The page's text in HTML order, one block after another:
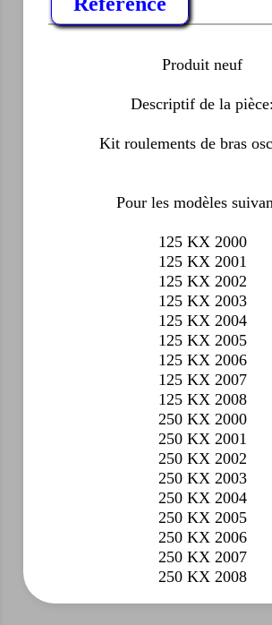
Produit neuf
Descriptif de la pièce:
Kit roulements de bras
Pour les modèles
125 KX 2000
125 KX 2001
125 KX 2002
125 KX 2003
125 KX 2004
125 KX 2005
125 KX 2006
125 KX 2007
125 KX 2008
250 KX 2000
250 KX 2001
250 KX 2002
250 KX 2003
250 KX 2004
250 KX 2005
250 KX 2006
250 KX 2007
250 KX 2008